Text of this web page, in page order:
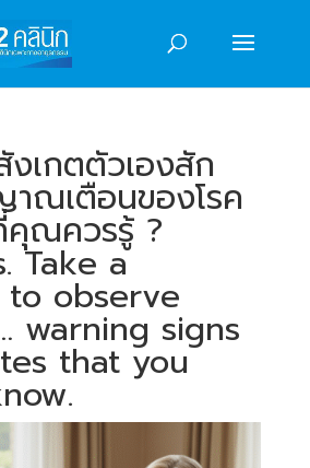
งเกตตัวเองสัก
ณเตือนของโรค
คุณควรรู้ ?
Take a
observe
warning signs
that you